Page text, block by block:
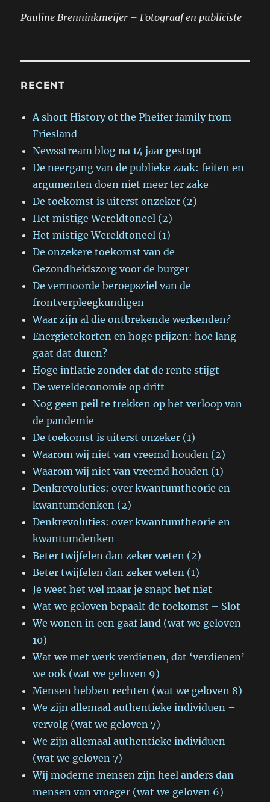
Pauline Brenninkmeijer – Fotograaf en publiciste
RECENT
A short History of the Pheifer family from
Friesland
Newsstream blog na 14 jaar gestopt
De neergang van de publieke zaak: feiten en
argumenten doen niet meer ter zake
De toekomst is uiterst onzeker (2)
Het mistige Wereldtoneel (2)
Het mistige Wereldtoneel (1)
De onzekere toekomst van de
Gezondheidszorg voor de burger
De vermoorde beroepsziel van de
frontverpleegkundigen
Waar zijn al die ontbrekende werkenden?
Energietekorten en hoge prijzen: hoe lang
gaat dat duren?
Hoge inflatie zonder dat de rente stijgt
De wereldeconomie op drift
Nog geen peil te trekken op het verloop van
de pandemie
De toekomst is uiterst onzeker (1)
Waarom wij niet van vreemd houden (2)
Waarom wij niet van vreemd houden (1)
Denkrevoluties: over kwantumtheorie en
kwantumdenken (2)
Denkrevoluties: over kwantumtheorie en
kwantumdenken
Beter twijfelen dan zeker weten (2)
Beter twijfelen dan zeker weten (1)
Je weet het wel maar je snapt het niet
Wat we geloven bepaalt de toekomst – Slot
We wonen in een gaaf land (wat we geloven
10)
Wat we met werk verdienen, dat ‘verdienen’
we ook (wat we geloven 9)
Mensen hebben rechten (wat we geloven 8)
We zijn allemaal authentieke individuen –
vervolg (wat we geloven 7)
We zijn allemaal authentieke individuen
(wat we geloven 7)
Wij moderne mensen zijn heel anders dan
mensen van vroeger (wat we geloven 6)